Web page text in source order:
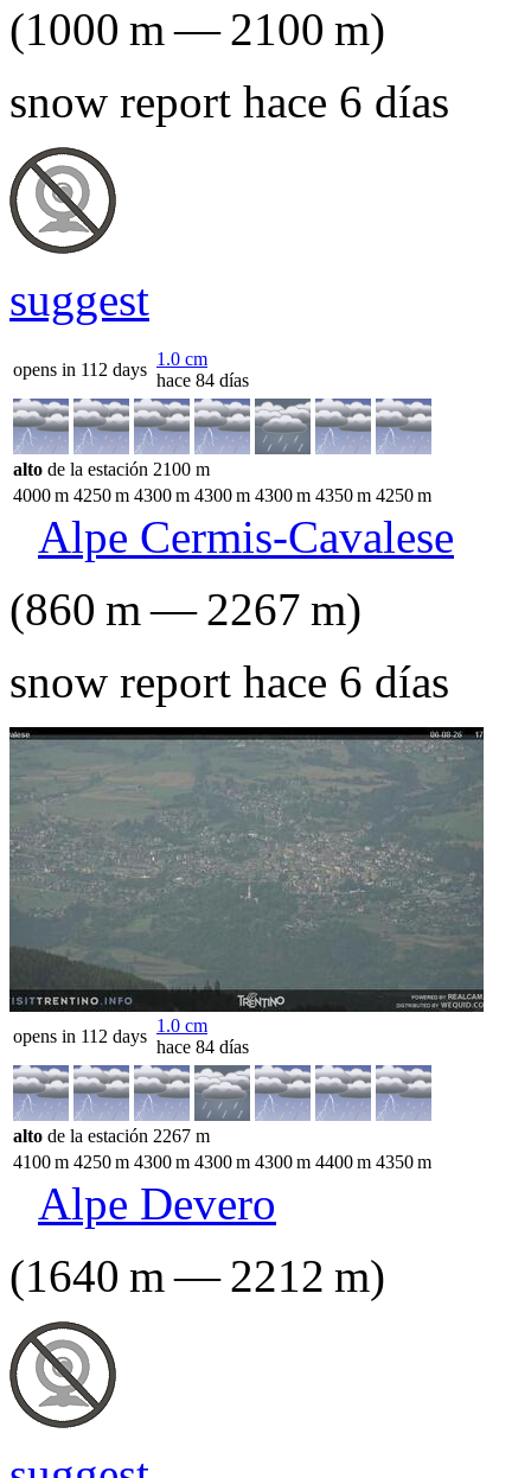
(1000 m—2100 m)
snow report hace 6 días
suggest
opens in 112 days
1.0 cm
hace 84 días
alto de la estación 2100 m
4000m 4250m 4300m 4300m 4300m 4350m 4250m
Alpe Cermis-Cavalese
(860 m—2267 m)
snow report hace 6 días
opens in 112 days
1.0 cm
hace 84 días
alto de la estación 2267 m
4100m 4250m 4300m 4300m 4300m 4400m 4350m
Alpe Devero
(1640 m—2212 m)